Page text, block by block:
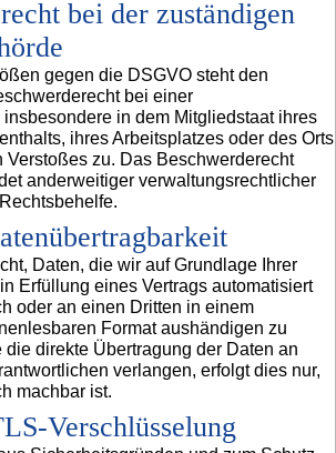
bei der zuständigen
gegen die DSGVO steht den
bei einer
in dem Mitgliedstaat ihres
ihres Arbeitsplatzes oder des Orts
Verstoßes zu. Das Beschwerderecht
anderweitiger verwaltungsrechtlicher
Daten, die wir auf Grundlage Ihrer
Erfüllung eines Vertrags automatisiert
oder an einen Dritten in einem
Format aushändigen zu
die direkte Übertragung der Daten an
verlangen, erfolgt dies nur,
machbar ist.
Verschlüsselung